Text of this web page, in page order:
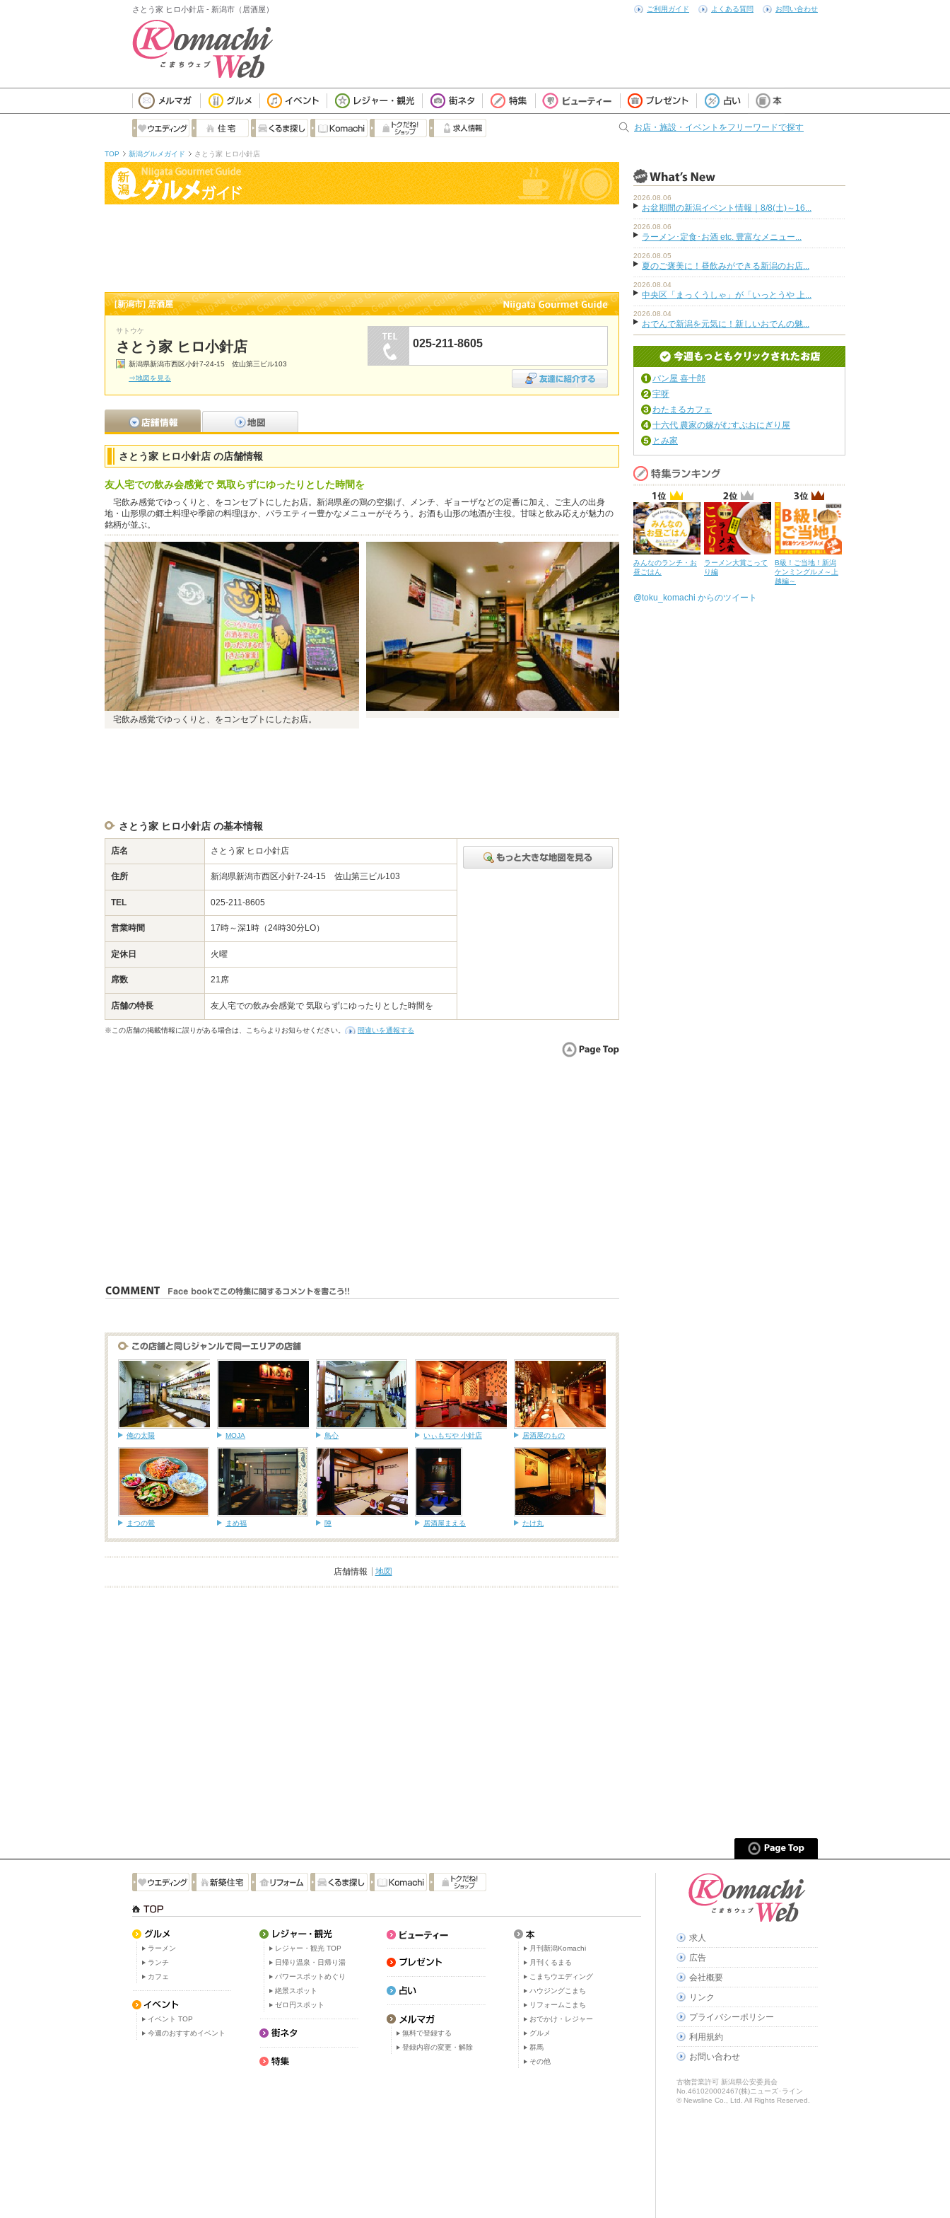
さとう家 ヒロ小針店 - 新潟市（居酒屋） ご利用ガイド よくある質問 お問い合わせ
お店・施設・イベントをフリーワードで探す
TOP 新潟グルメガイド さとう家 ヒロ小針店
[新潟市] 居酒屋
サトウケ
さとう家 ヒロ小針店
新潟県新潟市西区小針7-24-15 佐山第三ビル103
⇒地図を見る
025-211-8605
さとう家 ヒロ小針店 の店舗情報
友人宅での飲み会感覚で 気取らずにゆったりとした時間を
宅飲み感覚でゆっくりと、をコンセプトにしたお店。新潟県産の鶏の空揚げ、メンチ、ギョーザなどの定番に加え、ご主人の出身
地・山形県の郷土料理や季節の料理ほか、バラエティー豊かなメニューがそろう。お酒も山形の地酒が主役。甘味と飲み応えが魅力の
銘柄が並ぶ。
宅飲み感覚でゆっくりと、をコンセプトにしたお店。
さとう家 ヒロ小針店 の基本情報
店名 さとう家 ヒロ小針店
住所 新潟県新潟市西区小針7-24-15 佐山第三ビル103
TEL 025-211-8605
営業時間 17時～深1時（24時30分LO）
定休日 火曜
席数 21席
店舗の特長 友人宅での飲み会感覚で 気取らずにゆったりとした時間を
※この店舗の掲載情報に誤りがある場合は、こちらよりお知らせください。 間違いを通報する
俺の太陽 MOJA 鳥心 いぃもぢや 小針店 居酒屋のもの
まつの鶯 まめ福 陣 居酒屋まえる たけ丸
店舗情報 地図
2026.08.06
お盆期間の新潟イベント情報｜8/8(土)～16...
2026.08.06
ラーメン･定食･お酒 etc. 豊富なメニュー...
2026.08.05
夏のご褒美に！昼飲みができる新潟のお店...
2026.08.04
中央区「まっくうしゃ」が「いっとうや 上...
2026.08.04
おでんで新潟を元気に！新しいおでんの魅...
パン屋 喜十郎
宇呀
わたまるカフェ
十六代 農家の嫁がむすぶおにぎり屋
とみ家
みんなのランチ・お
昼ごはん
ラーメン大賞こって
り編
B級！ご当地！新潟
ケンミングルメ～上
越編～
@toku_komachi からのツイート
ラーメン
ランチ
カフェ
イベント TOP
今週のおすすめイベント
レジャー・観光 TOP
日帰り温泉・日帰り湯
パワースポットめぐり
絶景スポット
ゼロ円スポット
無料で登録する
登録内容の変更・解除
月刊新潟Komachi
月刊くるまる
こまちウエディング
ハウジングこまち
リフォームこまち
おでかけ・レジャー
グルメ
群馬
その他
求人
広告
会社概要
リンク
プライバシーポリシー
利用規約
お問い合わせ
古物営業許可 新潟県公安委員会
No.461020002467(株)ニューズ･ライン
© Newsline Co., Ltd. All Rights Reserved.